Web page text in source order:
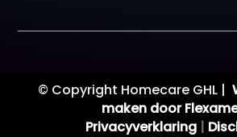
© Copyright Homecare GHL |
maken door
Privacyverklaring|